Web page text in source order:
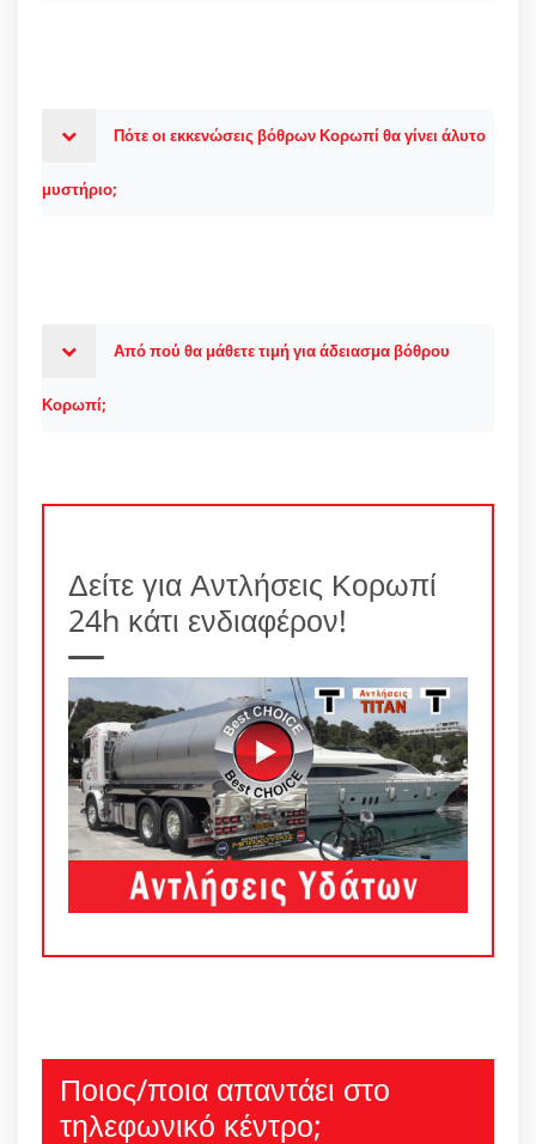
Πότε οι εκκενώσεις βόθρων Κορωπί θα γίνει άλυτο
μυστήριο;
Από πού θα μάθετε τιμή για άδειασμα βόθρου
Κορωπί;
Δείτε για Αντλήσεις Κορωπί
24h κάτι ενδιαφέρον!
Ποιος/ποια απαντάει στο
τηλεφωνικό κέντρο;